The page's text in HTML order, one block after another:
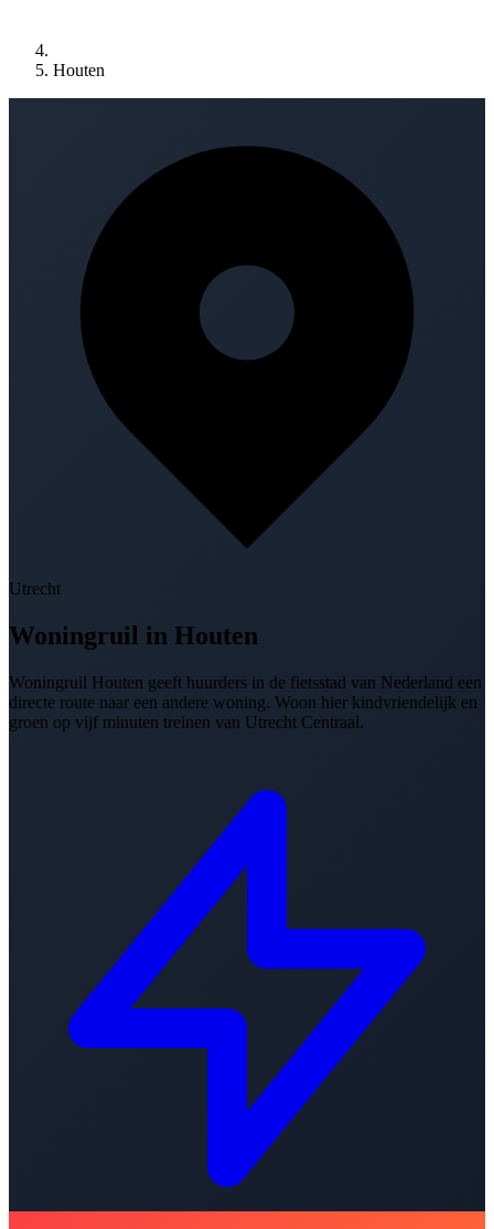
Houten
Utrecht
Woningruil in Houten
Woningruil Houten geeft huurders in de fietsstad van Nederland een
directe route naar een andere woning. Woon hier kindvriendelijk en
groen op vijf minuten treinen van Utrecht Centraal.